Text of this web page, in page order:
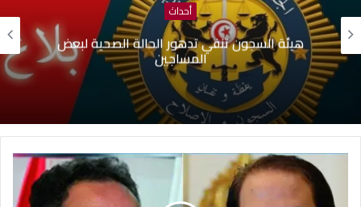
أحداث
هيئة السجون تنفي تدهور الحالة الصحية لبعض
المساجين